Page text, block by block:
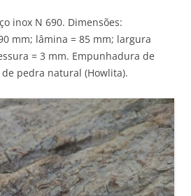
inox N 690. Dimensões:
mm; lâmina = 85 mm; largura
= 3 mm. Empunhadura de
pedra natural (Howlita).